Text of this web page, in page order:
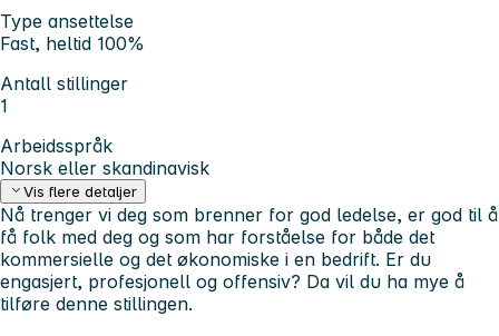
Type ansettelse
Fast, heltid 100%
Antall stillinger
1
Arbeidsspråk
Norsk eller skandinavisk
Vis flere detaljer
Nå trenger vi deg som brenner for god ledelse, er god til å
få folk med deg og som har forståelse for både det
kommersielle og det økonomiske i en bedrift. Er du
engasjert, profesjonell og offensiv? Da vil du ha mye å
tilføre denne stillingen.